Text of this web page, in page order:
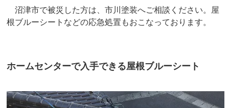
沼津市で被災した方は、市川塗装へご相談ください。屋
根ブルーシートなどの応急処置もおこなっております。
ホームセンターで入手できる屋根ブルーシート